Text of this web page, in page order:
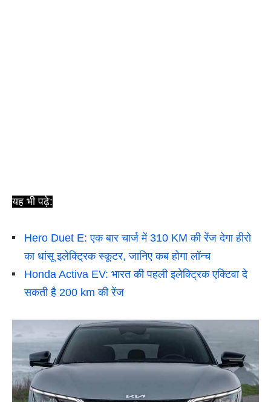
यह भी पढ़े:
Hero Duet E: एक बार चार्ज में 310 KM की रेंज देगा हीरो
का धांसू इलेक्ट्रिक स्कूटर, जानिए कब होगा लॉन्च
Honda Activa EV: भारत की पहली इलेक्ट्रिक एक्टिवा दे
सकती है 200 km की रेंज